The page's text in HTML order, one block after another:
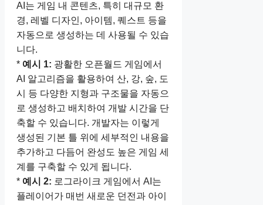
AI는 게임 내 콘텐츠, 특히 대규모 환
경, 레벨 디자인, 아이템, 퀘스트 등을
자동으로 생성하는 데 사용될 수 있습
니다.
* 예시 1: 광활한 오픈월드 게임에서
AI 알고리즘을 활용하여 산, 강, 숲, 도
시 등 다양한 지형과 구조물을 자동으
로 생성하고 배치하여 개발 시간을 단
축할 수 있습니다. 개발자는 이렇게
생성된 기본 틀 위에 세부적인 내용을
추가하고 다듬어 완성도 높은 게임 세
계를 구축할 수 있게 됩니다.
* 예시 2: 로그라이크 게임에서 AI는
플레이어가 매번 새로운 던전과 아이